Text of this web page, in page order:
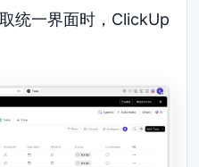
统一界面时，ClickUp